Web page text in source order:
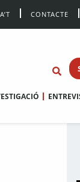
CONTACTE